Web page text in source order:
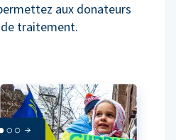
aux donateurs
traitement.